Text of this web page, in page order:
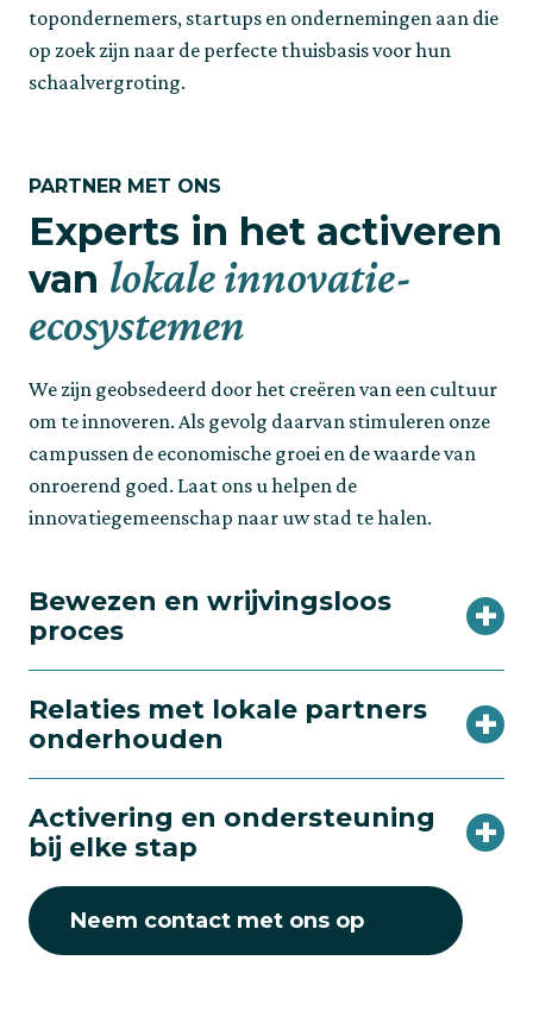
topondernemers, startups en ondernemingen aan die
op zoek zijn naar de perfecte thuisbasis voor hun
schaalvergroting.
PARTNER MET ONS
Experts in het activeren
van lokale innovatie-
ecosystemen
We zijn geobsedeerd door het creëren van een cultuur
om te innoveren. Als gevolg daarvan stimuleren onze
campussen de economische groei en de waarde van
onroerend goed. Laat ons u helpen de
innovatiegemeenschap naar uw stad te halen.
Bewezen en wrijvingsloos
proces
Relaties met lokale partners
onderhouden
Activering en ondersteuning
bij elke stap
Neem contact met ons op